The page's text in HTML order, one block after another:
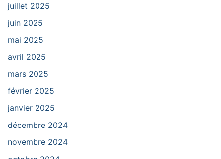
juillet 2025
juin 2025
mai 2025
avril 2025
mars 2025
février 2025
janvier 2025
décembre 2024
novembre 2024